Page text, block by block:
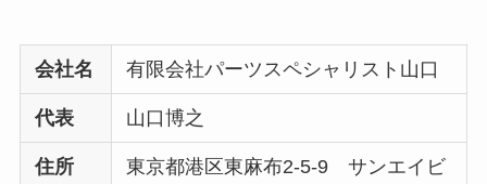
会社名 有限会社パーツスペシャリスト山口
代表 山口博之
住所
東京都港区東麻布2-5-9 サンエイビ